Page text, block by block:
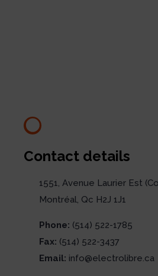
Contact details
1551, Avenue Laurier Est
Montréal, Qc H2J 1J1
Phone: (514) 522-1785
Fax: (514) 522-3437
Email: info@electrolibre.ca